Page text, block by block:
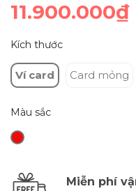
11.900.000₫
Kích thước
Ví card Card mỏng
Màu sắc
Miễn phí